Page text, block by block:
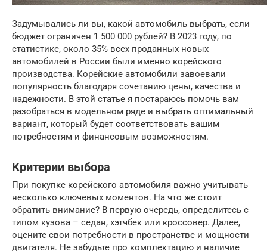
Задумывались ли вы, какой автомобиль выбрать, если
бюджет ограничен 1 500 000 рублей? В 2023 году, по
статистике, около 35% всех проданных новых
автомобилей в России были именно корейского
производства. Корейские автомобили завоевали
популярность благодаря сочетанию цены, качества и
надежности. В этой статье я постараюсь помочь вам
разобраться в модельном ряде и выбрать оптимальный
вариант, который будет соответствовать вашим
потребностям и финансовым возможностям.
Критерии выбора
При покупке корейского автомобиля важно учитывать
несколько ключевых моментов. На что же стоит
обратить внимание? В первую очередь, определитесь с
типом кузова – седан, хэтчбек или кроссовер. Далее,
оцените свои потребности в пространстве и мощности
двигателя. Не забудьте про комплектацию и наличие